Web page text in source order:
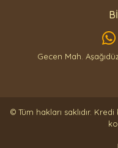
Gecen Mah.
© Tüm hakları saklıdır.